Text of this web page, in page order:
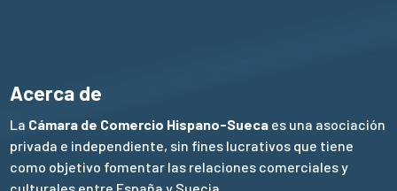
Acerca de
La Cámara de Comercio Hispano-Sueca es una asociación
privada e independiente, sin fines lucrativos que tiene
como objetivo fomentar las relaciones comerciales y
culturales entre España y Suecia.